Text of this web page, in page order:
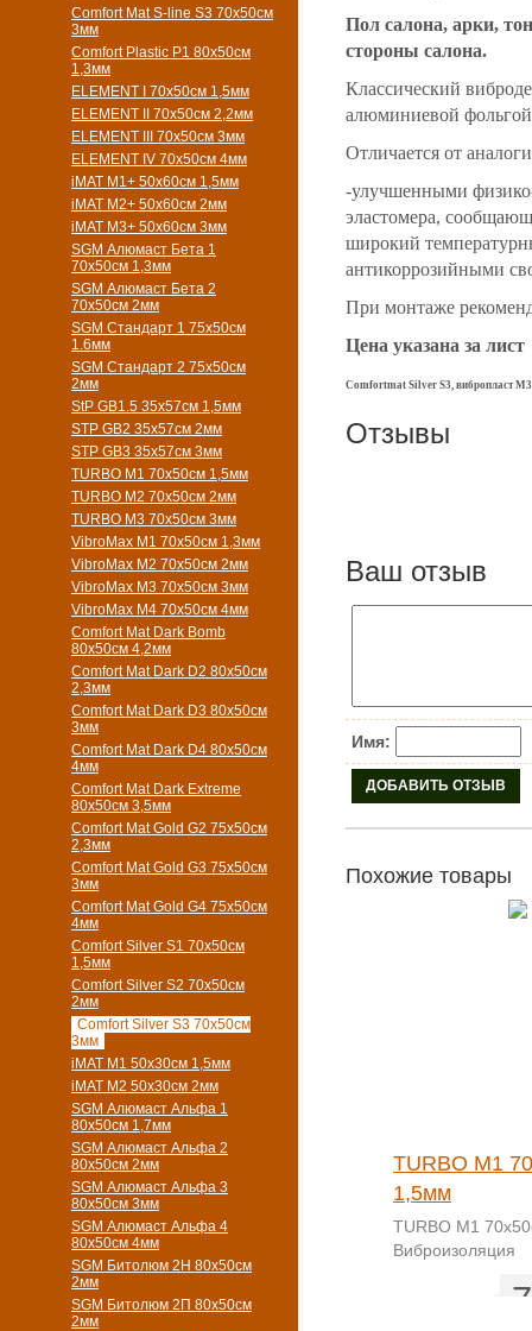
Comfort Mat S-line S3 70х50см
3мм
Comfort Plastic P1 80x50см
1,3мм
ELEMENT I 70х50см 1,5мм
ELEMENT II 70х50см 2,2мм
ELEMENT III 70х50см 3мм
ELEMENT IV 70х50см 4мм
iMAT M1+ 50х60см 1,5мм
iMAT M2+ 50х60см 2мм
iMAT M3+ 50х60см 3мм
SGM Алюмаст Бета 1
70х50см 1,3мм
SGM Алюмаст Бета 2
70х50см 2мм
SGM Стандарт 1 75х50см
1.6мм
SGM Стандарт 2 75х50см
2мм
StP GB1.5 35х57см 1,5мм
STP GB2 35х57см 2мм
STP GB3 35х57см 3мм
TURBO M1 70х50см 1,5мм
TURBO M2 70х50см 2мм
TURBO M3 70х50см 3мм
VibroMax M1 70х50см 1,3мм
VibroMax M2 70х50см 2мм
VibroMax M3 70х50см 3мм
VibroMax M4 70х50см 4мм
Comfort Mat Dark Bomb
80x50см 4,2мм
Comfort Mat Dark D2 80х50см
2,3мм
Comfort Mat Dark D3 80х50см
3мм
Comfort Mat Dark D4 80х50см
4мм
Comfort Mat Dark Extreme
80x50см 3,5мм
Comfort Mat Gold G2 75х50см
2,3мм
Comfort Mat Gold G3 75х50см
3мм
Comfort Mat Gold G4 75х50см
4мм
Comfort Silver S1 70х50см
1,5мм
Comfort Silver S2 70х50см
2мм
Comfort Silver S3 70х50см
3мм
iMAT M1 50х30см 1,5мм
iMAT M2 50х30см 2мм
SGM Алюмаст Альфа 1
80x50см 1,7мм
SGM Алюмаст Альфа 2
80x50см 2мм
SGM Алюмаст Альфа 3
80x50см 3мм
SGM Алюмаст Альфа 4
80x50см 4мм
SGM Битолюм 2H 80x50см
2мм
SGM Битолюм 2П 80x50см
2мм
Пол салона, арки,
стороны салона.
Классический
алюминиевой
Отличается от
-улучшенными физико-
эластомера,
широкий
антикоррозийными
При монтаже
Цена указана за лист
Comfortmat Silver S3, вибропласт М3
Отзывы
Ваш отзыв
Имя:
Похожие товары
TURBO M1
1,5мм
TURBO M1
Виброизоляция